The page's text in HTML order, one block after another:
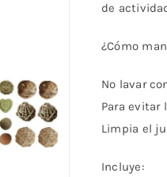
de
¿Cómo
No lavar
Para evitar
Limpia el
Incluye: